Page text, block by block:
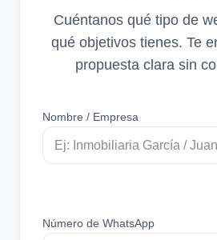
Cuéntanos qué tipo de
qué objetivos tienes. Te
propuesta clara sin
Nombre / Empresa
Número de WhatsApp